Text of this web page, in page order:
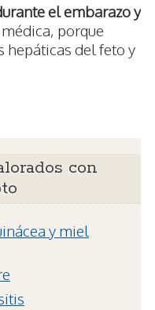
el embarazo y
porque
hepáticas del feto y
con
y miel